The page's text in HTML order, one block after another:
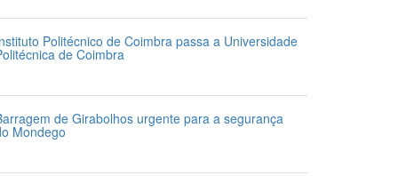
Politécnico de Coimbra passa a Universidade
de Coimbra
de Girabolhos urgente para a segurança
Mondego